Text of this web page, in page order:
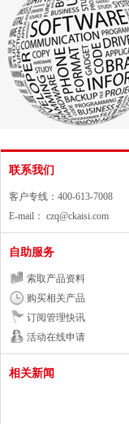
联系我们
客户专线：400-613-7008
E-mail： czq@ckaisi.com
自助服务
索取产品资料
购买相关产品
订阅管理快讯
活动在线申请
相关新闻